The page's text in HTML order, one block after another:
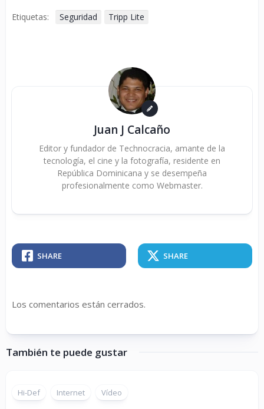
Etiquetas: Seguridad Tripp Lite
Juan J Calcaño
Editor y fundador de Technocracia, amante de la
tecnología, el cine y la fotografía, residente en
República Dominicana y se desempeña
profesionalmente como Webmaster.
SHARE SHARE
Los comentarios están cerrados.
También te puede gustar
Hi-Def Internet Vídeo